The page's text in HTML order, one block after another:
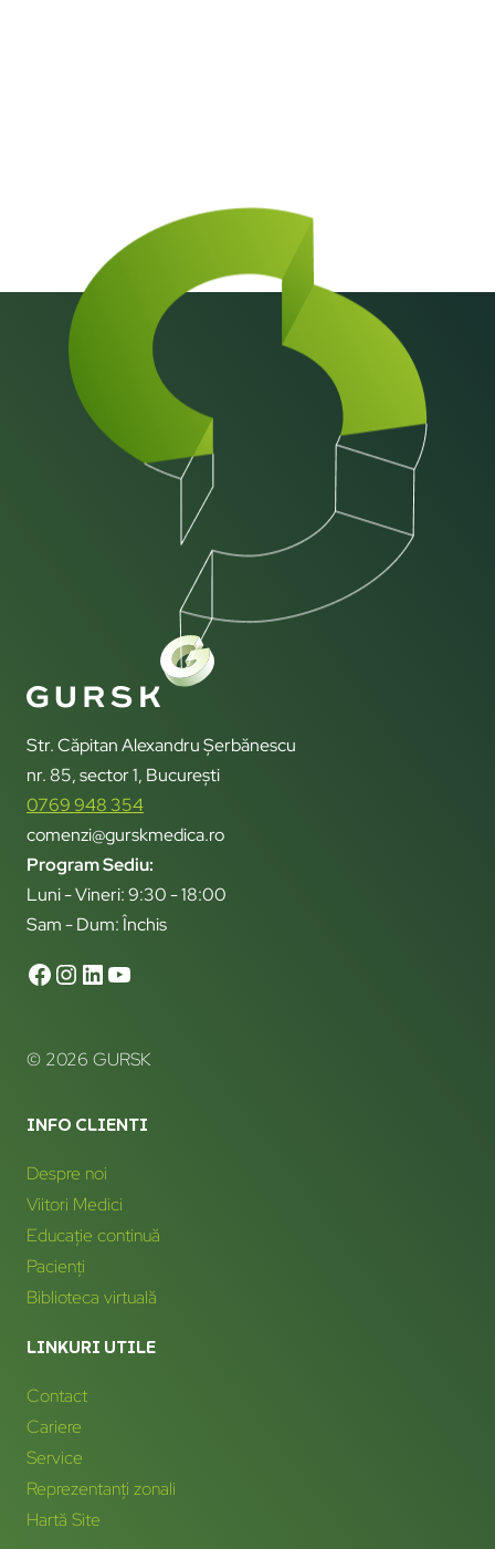
Str. Căpitan Alexandru Șerbănescu
nr. 85, sector 1, București
0769 948 354
comenzi@gurskmedica.ro
Program Sediu:
Luni - Vineri: 9:30 - 18:00
Sam - Dum: Închis
© 2026 GURSK
INFO CLIENTI
Despre noi
Viitori Medici
Educație continuă
Pacienți
Biblioteca virtuală
LINKURI UTILE
Contact
Cariere
Service
Reprezentanți zonali
Hartă Site